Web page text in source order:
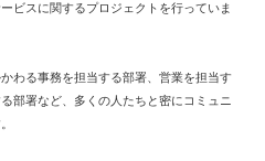
ビスに関するプロジェクトを行っていま
わる事務を担当する部署、営業を担当す
部署など、多くの人たちと密にコミュニ